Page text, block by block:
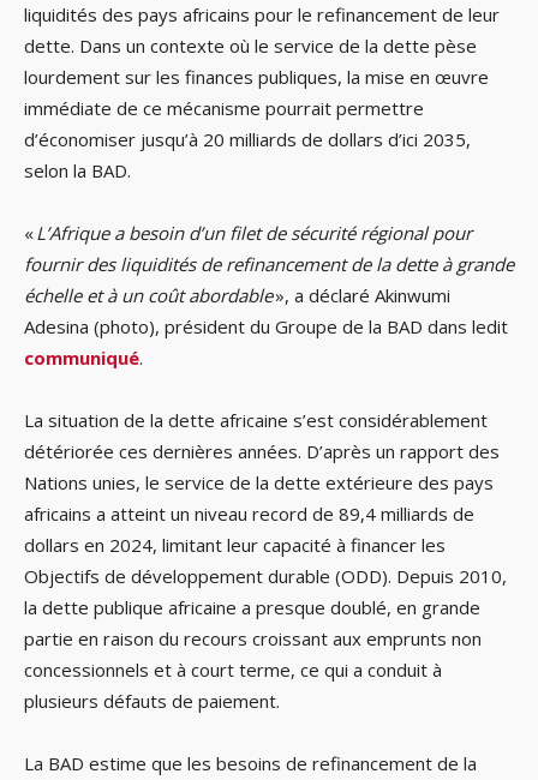
liquidités des pays africains pour le refinancement de leur
dette. Dans un contexte où le service de la dette pèse
lourdement sur les finances publiques, la mise en œuvre
immédiate de ce mécanisme pourrait permettre
d’économiser jusqu’à 20 milliards de dollars d’ici 2035,
selon la BAD.
«L’Afrique a besoin d’un filet de sécurité régional pour
fournir des liquidités de refinancement de la dette à grande
échelle et à un coût abordable», a déclaré Akinwumi
Adesina (photo), président du Groupe de la BAD dans ledit
communiqué.
La situation de la dette africaine s’est considérablement
détériorée ces dernières années. D’après un rapport des
Nations unies, le service de la dette extérieure des pays
africains a atteint un niveau record de 89,4 milliards de
dollars en 2024, limitant leur capacité à financer les
Objectifs de développement durable (ODD). Depuis 2010,
la dette publique africaine a presque doublé, en grande
partie en raison du recours croissant aux emprunts non
concessionnels et à court terme, ce qui a conduit à
plusieurs défauts de paiement.
La BAD estime que les besoins de refinancement de la